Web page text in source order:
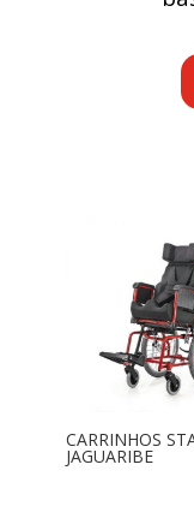
CARRINHOS
JAGUARIBE